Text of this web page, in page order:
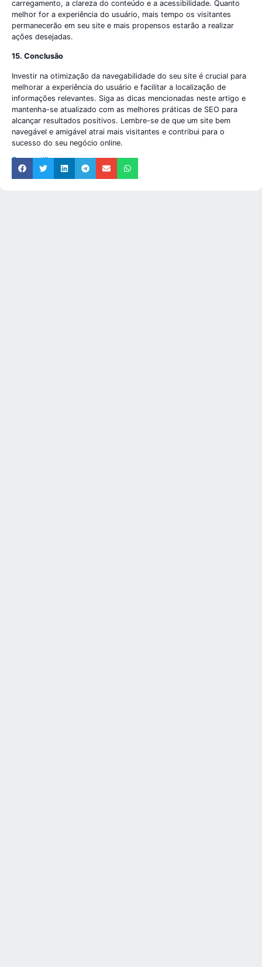
carregamento, a clareza do conteúdo e a acessibilidade. Quanto
melhor for a experiência do usuário, mais tempo os visitantes
permanecerão em seu site e mais propensos estarão a realizar
ações desejadas.
15. Conclusão
Investir na otimização da navegabilidade do seu site é crucial para
melhorar a experiência do usuário e facilitar a localização de
informações relevantes. Siga as dicas mencionadas neste artigo e
mantenha-se atualizado com as melhores práticas de SEO para
alcançar resultados positivos. Lembre-se de que um site bem
navegável e amigável atrai mais visitantes e contribui para o
sucesso do seu negócio online.
Compartilhe nosso post: